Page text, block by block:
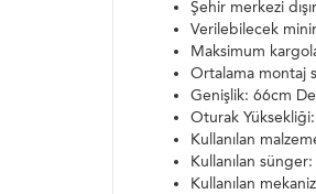
Şehir merkezi
Verilebilecek
Maksimum
Ortalama montaj
Genişlik: 66cm
Oturak
Kullanılan
Kullanılan
Kullanılan